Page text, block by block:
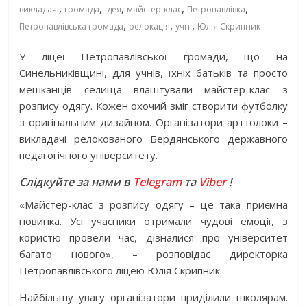
викладачі, громада, ідея, майстер-клас, Петропавлівка,
Петропавлівська громада, релокація,учні, Юлія Скрипник
У ліцеї Петропавлівської громади, що на
Синельниківщині, для учнів, їхніх батьків та просто
мешканців селища влаштували майстер-клас з
розпису одягу. Кожен охочий зміг створити футболку
з оригінальним дизайном. Організатори арттолоки –
викладачі релокованого Бердянського державного
педагогічного університету.
Слідкуйте за нами в Telegramта Viber!
«Майстер-клас з розпису одягу – це така приємна
новинка. Усі учасники отримали чудові емоції, з
користю провели час, дізналися про університет
багато нового», – розповідає директорка
Петропавлівського ліцею Юлія Скрипник.
Найбільшу увагу організатори приділили школярам.